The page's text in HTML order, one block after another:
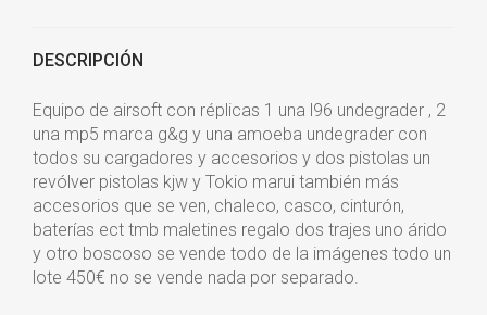
DESCRIPCIÓN
Equipo de airsoft con réplicas 1 una l96 undegrader , 2
una mp5 marca g&g y una amoeba undegrader con
todos su cargadores y accesorios y dos pistolas un
revólver pistolas kjw y Tokio marui también más
accesorios que se ven, chaleco, casco, cinturón,
baterías ect tmb maletines regalo dos trajes uno árido
y otro boscoso se vende todo de la imágenes todo un
lote 450€ no se vende nada por separado.